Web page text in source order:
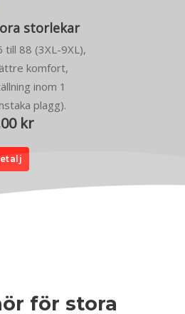
storlekar
till 88 (3XL-9XL),
komfort,
inom 1
plagg).
kr
för stora